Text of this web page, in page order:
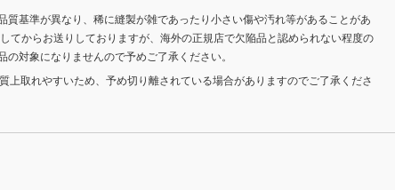
質基準が異なり、稀に縫製が雑であったり小さい傷や汚れ等があることがあ
てからお送りしておりますが、海外の正規店で欠陥品と認められない程度の
の対象になりませんので予めご了承ください。
上取れやすいため、予め切り離されている場合がありますのでご了承くださ